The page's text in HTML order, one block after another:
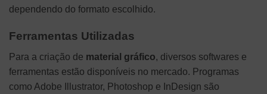
dependendo do formato escolhido.
Ferramentas Utilizadas
Para a criação de material gráfico, diversos softwares e
ferramentas estão disponíveis no mercado. Programas
como Adobe Illustrator, Photoshop e InDesign são